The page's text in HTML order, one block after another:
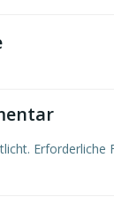
Erforderliche